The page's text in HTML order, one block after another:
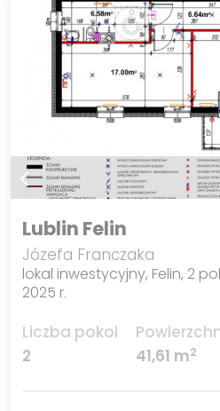
Lublin Felin
Józefa Franczaka
lokal inwestycyjny, Felin, 2
2025 r.
Liczba pokoi
2
41,61 m2